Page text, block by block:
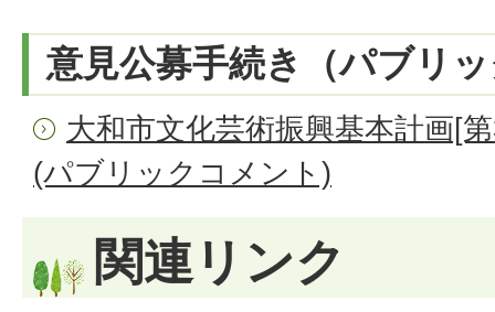
意見公募手続き（パブリ
大和市文化芸術振興基本計画[
(パブリックコメント)
関連リンク